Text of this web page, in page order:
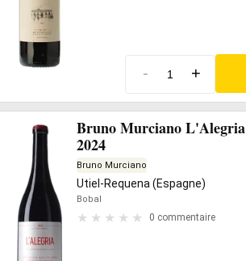
- +
Bruno Murciano L'Alegria
2024
Bruno Murciano
Utiel-Requena (Espagne)
Bobal
0 commentaire